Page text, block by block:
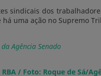
sindicais dos
há uma ação no Supremo
Agência Senado
RBA / Foto: Roque de Sá/